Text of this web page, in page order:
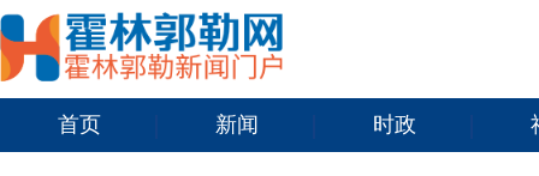
首页 新闻 时政